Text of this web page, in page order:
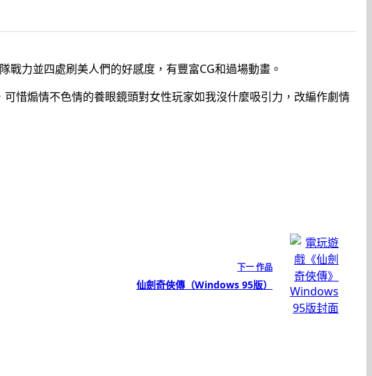
力並四處刷美人們的好感度，有豐富CG和過場動畫。
惜煽情不色情的養眼鏡頭對女性玩家如我沒什麼吸引力，改編作劇情
下一作品
仙劍奇俠傳（Windows 95版）